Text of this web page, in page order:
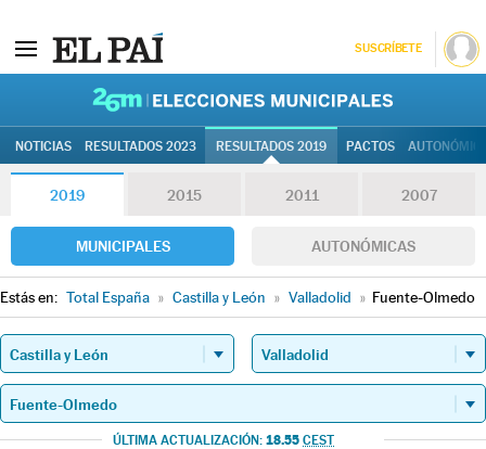
SUSCRÍBETE
NOTICIAS RESULTADOS 2023 RESULTADOS 2019 PACTOS
2019 2015 2011 2007
MUNICIPALES AUTONÓMICAS
Estás en: Total España » Castilla y León » Valladolid » Fuente-Olmedo
ÚLTIMA ACTUALIZACIÓN: 18.55 CEST